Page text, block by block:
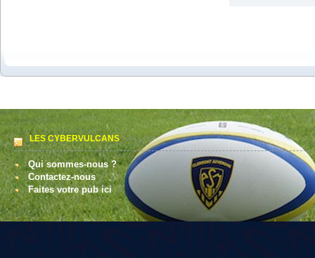
LES CYBERVULCANS
Qui sommes-nous ?
Contactez-nous
Faites votre pub ici